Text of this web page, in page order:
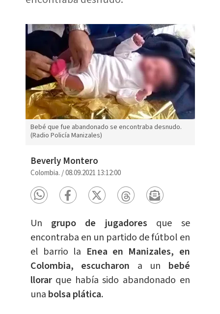
Bebé que fue abandonado se encontraba desnudo.
(Radio Policía Manizales)
Beverly Montero
Colombia. /08.09.2021 13:12:00
Un grupo de jugadores que se
encontraba en un partido de fútbol en
el barrio la Enea en Manizales, en
Colombia, escucharon a un bebé
llorar que había sido abandonado en
una bolsa plática.